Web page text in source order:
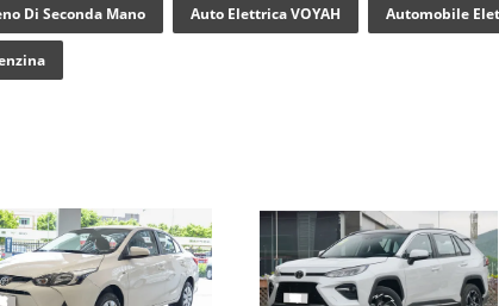
Di Seconda Mano Auto Elettrica VOYAH Automobile